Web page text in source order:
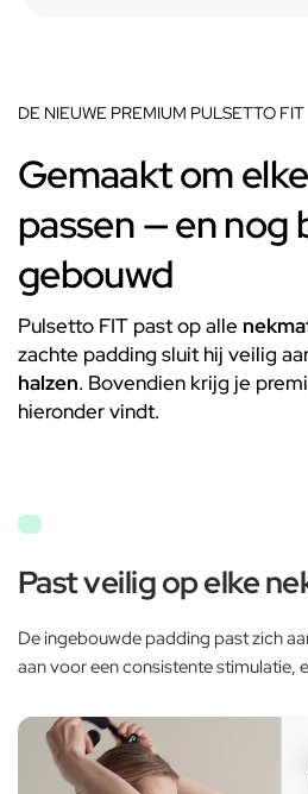
DE NIEUWE PREMIUM PULSETTO FIT
Gemaakt om
passen — en nog
gebouwd
Pulsetto FIT past op alle
zachte padding sluit hij veilig
halzen. Bovendien krijg je
hieronder vindt.
Past veilig op elke
De ingebouwde padding past zich
aan voor een consistente stimulatie,